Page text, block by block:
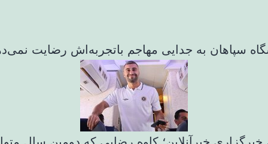
سپاهان به جدایی مهاجم باتجربه‌اش رضایت